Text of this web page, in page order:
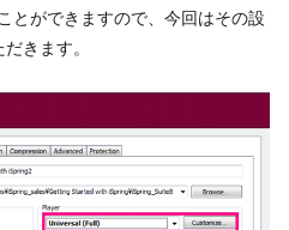
とができますので、今回はその設
きます。